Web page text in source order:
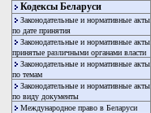
Кодексы Беларуси
Законодательные и нормативные акты
по дате принятия
Законодательные и нормативные акты
принятые различными органами власти
Законодательные и нормативные акты
по темам
Законодательные и нормативные акты
по виду документы
Международное право в Беларуси